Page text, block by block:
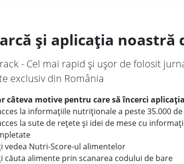
și aplicația noastră
- Cel mai rapid și ușor de folosit
exclusiv din România
câteva motive pentru care să încerci
la informațiile nutriționale a peste 35.000
la sute de rețete și idei de mese cu
vedea Nutri-Score-ul alimentelor
căuta alimente prin scanarea codului de bare